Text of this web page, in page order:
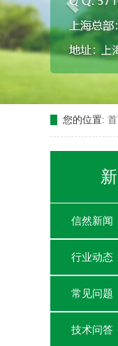
您的位置: 首
信然新闻
行业动态
常见问题
技术问答